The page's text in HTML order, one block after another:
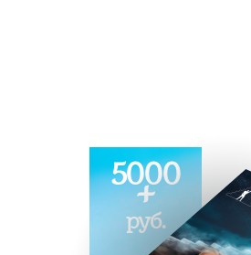
5000
+
руб.